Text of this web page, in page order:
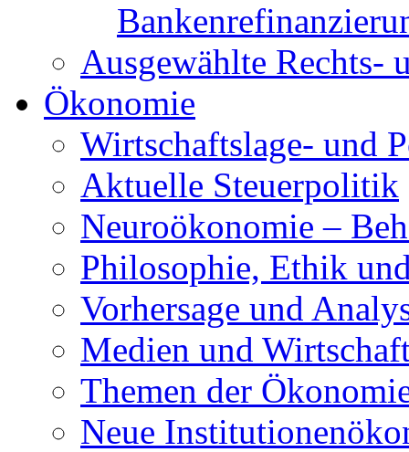
Ausgewählte Rechts-
Ökonomie
Wirtschaftslage- und
Aktuelle Steuerpolitik
Neuroökonomie –
Philosophie, Ethik
Vorhersage und
Medien und
Themen der
Neue